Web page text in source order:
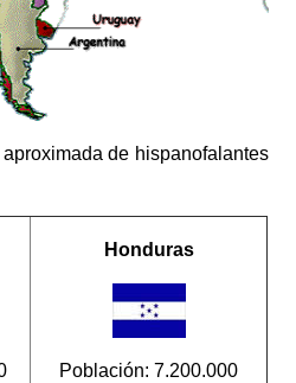
de hispanofalantes
Honduras
Población: 7.200.000